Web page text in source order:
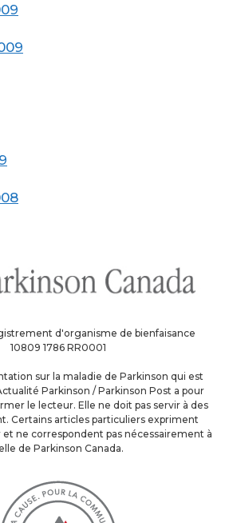
d'organisme de bienfaisance
10809 1786 RR0001
sur la maladie de Parkinson qui est
Parkinson / Parkinson Post a pour
le lecteur. Elle ne doit pas servir à des
Certains articles particuliers expriment
et ne correspondent pas nécessairement à
de Parkinson Canada.